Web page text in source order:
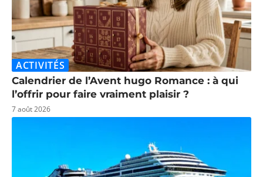
ACTIVITÉS
Calendrier de l’Avent hugo Romance : à qui
l’offrir pour faire vraiment plaisir ?
7 août 2026